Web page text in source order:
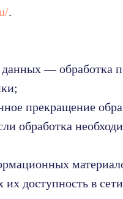
.
данных — обработка
прекращение
обработка
доступность в